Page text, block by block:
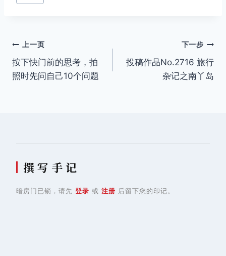
文
章
上一页
按下快门前的思考，拍
照时先问自己10个问题
下一步
投稿作品No.2716 旅行
杂记之南丫岛
撰 写 手 记
暗房门已锁，请先 登录 或 注册 后留下您的印记。